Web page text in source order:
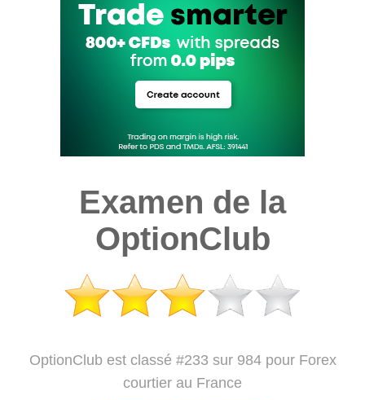
Examen de la
OptionClub
OptionClub est classé #233 sur 984 pour Forex
courtier au France